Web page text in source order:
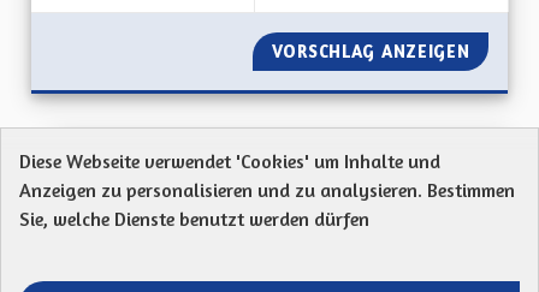
VORSCHLAG ANZEIGEN
Autoroute A35 Mulhouse - Strasbourg
Proposition anonyme
Diese Webseite verwendet 'Cookies' um Inhalte und
Anzeigen zu personalisieren und zu analysieren. Bestimmen
Sie, welche Dienste benutzt werden dürfen